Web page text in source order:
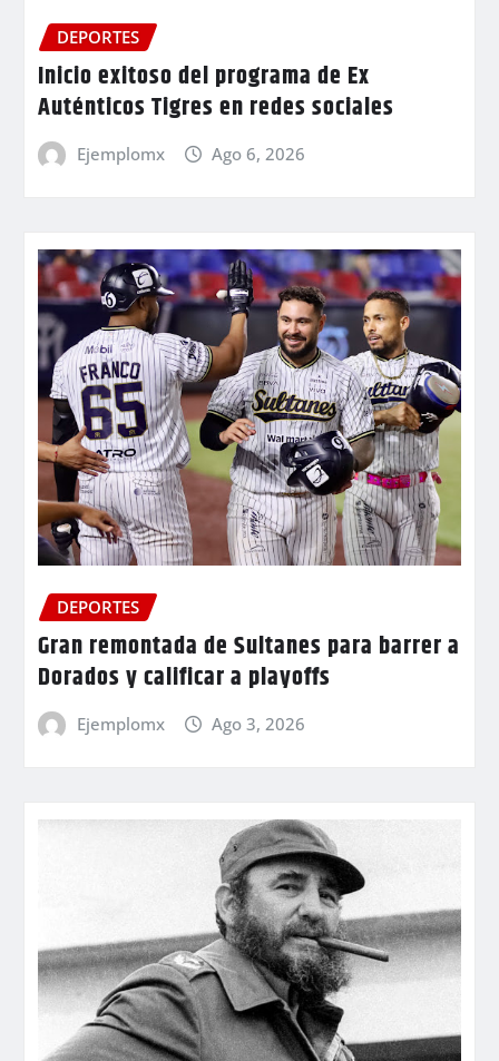
DEPORTES
Inicio exitoso del programa de Ex
Auténticos Tigres en redes sociales
Ejemplomx Ago 6, 2026
DEPORTES
Gran remontada de Sultanes para barrer a
Dorados y calificar a playoffs
Ejemplomx Ago 3, 2026